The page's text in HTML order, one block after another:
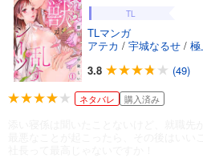
TL
TLマンガ
アテカ / 宇城なるせ / 極
3.8
(49)
ネタバレ 購入済み